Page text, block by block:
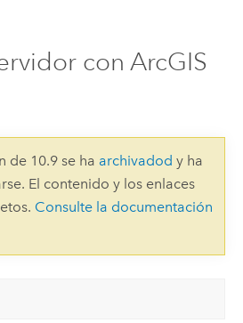
con ArcGIS
de 10.9 se ha archivadod y ha
El contenido y los enlaces
Consulte la documentación